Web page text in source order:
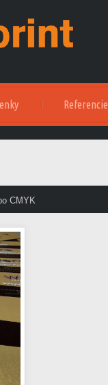
Referencie
CMYK